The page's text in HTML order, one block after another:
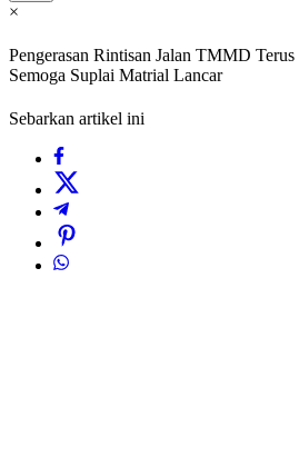
×
Pengerasan Rintisan Jalan TMMD
Semoga Suplai Matrial Lancar
Sebarkan artikel ini